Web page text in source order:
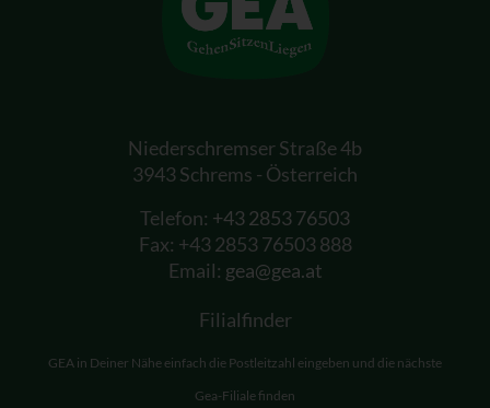
Niederschremser Straße 4b
3943 Schrems - Österreich
Telefon: +43 2853 76503
Fax: +43 2853 76503 888
Email: gea@gea.at
Filialfinder
GEA in Deiner Nähe einfach die Postleitzahl eingeben und die nächste
Gea-Filiale finden